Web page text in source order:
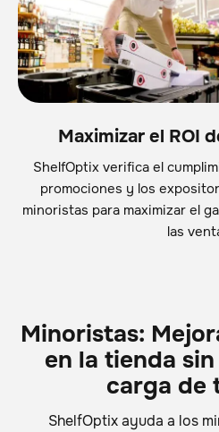
Maximizar el ROI
ShelfOptix verifica el
promociones y los
minoristas para maximizar el
las
Minoristas:
en la tienda
carga de
ShelfOptix ayuda a los